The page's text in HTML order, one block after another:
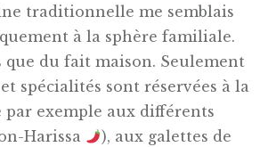
traditionnelle me semblais
à la sphère familiale.
que du fait maison. Seulement
spécialités sont réservées à la
par exemple aux différents
Harissa
), aux galettes de